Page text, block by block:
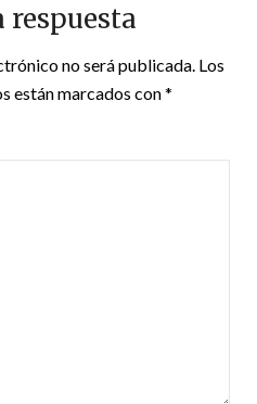
respuesta
no será publicada. Los
están marcados con*